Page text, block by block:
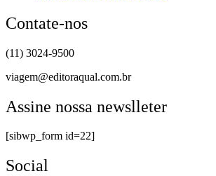
Contate-nos
(11) 3024-9500
viagem@editoraqual.com.br
Assine nossa newslleter
[sibwp_form id=22]
Social